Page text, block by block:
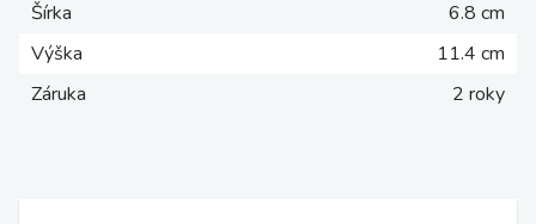
Šírka
6.8 cm
Výška
11.4 cm
Záruka
2 roky